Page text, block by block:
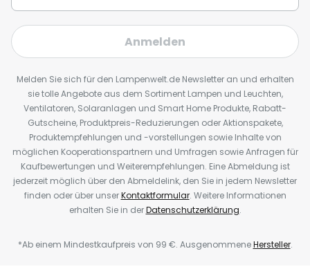
Anmelden
Melden Sie sich für den Lampenwelt.de Newsletter an und erhalten
sie tolle Angebote aus dem Sortiment Lampen und Leuchten,
Ventilatoren, Solaranlagen und Smart Home Produkte, Rabatt-
Gutscheine, Produktpreis-Reduzierungen oder Aktionspakete,
Produktempfehlungen und -vorstellungen sowie Inhalte von
möglichen Kooperationspartnern und Umfragen sowie Anfragen für
Kaufbewertungen und Weiterempfehlungen. Eine Abmeldung ist
jederzeit möglich über den Abmeldelink, den Sie in jedem Newsletter
finden oder über unserKontaktformular. Weitere Informationen
erhalten Sie in derDatenschutzerklärung.
*Ab einem Mindestkaufpreis von 99 €. AusgenommeneHersteller.